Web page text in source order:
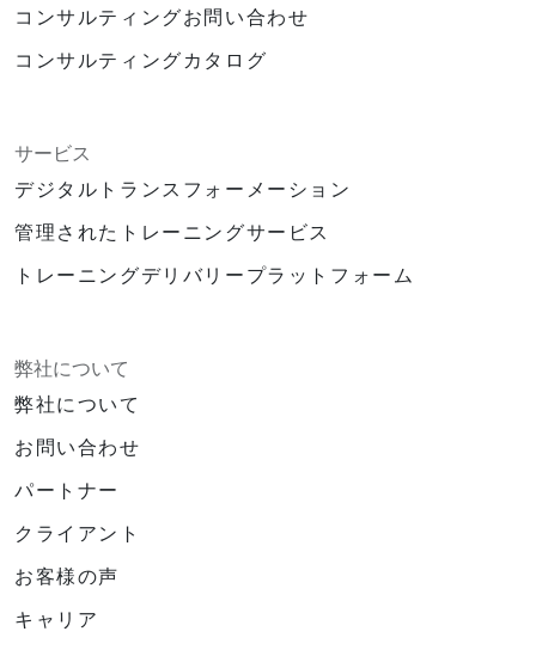
コンサルティングお問い合わせ
コンサルティングカタログ
サービス
デジタルトランスフォーメーション
管理されたトレーニングサービス
トレーニングデリバリープラットフォーム
弊社について
弊社について
お問い合わせ
パートナー
クライアント
お客様の声
キャリア